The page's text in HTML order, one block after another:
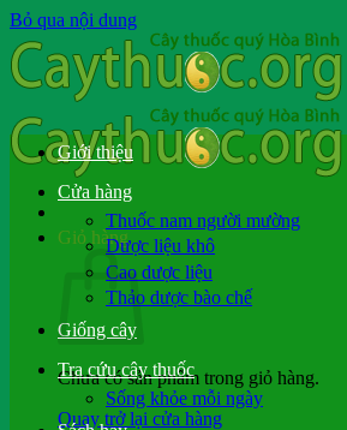
Bỏ qua nội dung
Giỏ hàng
Chưa có sản phẩm trong giỏ hàng.
Quay trở lại cửa hàng
Giới thiệu
Cửa hàng
Thuốc nam người mường
Dược liệu khô
Cao dược liệu
Thảo dược bào chế
Giống cây
Tra cứu cây thuốc
Sống khỏe mỗi ngày